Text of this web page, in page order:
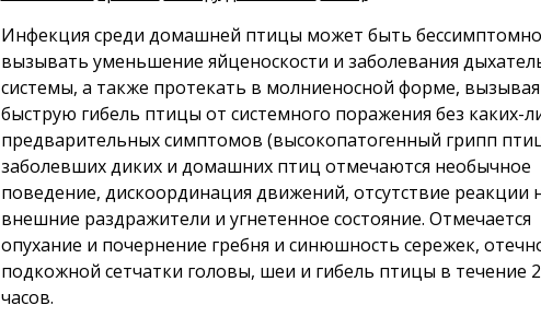
Инфекция среди домашней птицы может быть
вызывать уменьшение яйценоскости и заболевания
системы, а также протекать в молниеносной форме, вызывая
быструю гибель птицы от системного поражения без каких-
предварительных симптомов (высокопатогенный грипп
заболевших диких и домашних птиц отмечаются необычное
поведение, дискоординация движений, отсутствие реакции
внешние раздражители и угнетенное состояние. Отмечается
опухание и почернение гребня и синюшность сережек,
подкожной сетчатки головы, шеи и гибель птицы в течение
часов.